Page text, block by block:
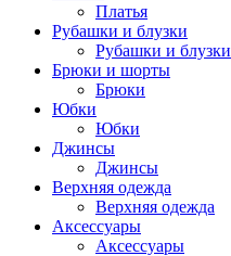
Платья
Рубашки и блузки
Рубашки и блузки
Брюки и шорты
Брюки
Юбки
Юбки
Джинсы
Джинсы
Верхняя одежда
Верхняя одежда
Аксесcуары
Аксесcуары